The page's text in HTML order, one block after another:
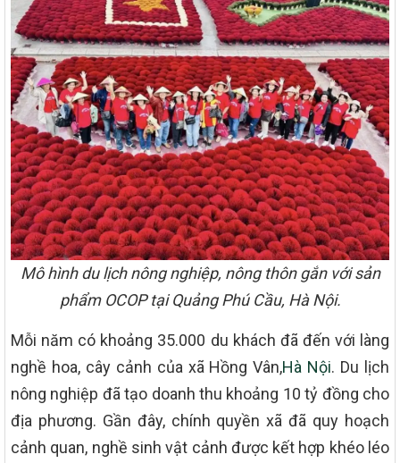
Mô hình du lịch nông nghiệp, nông thôn gắn với sản
phẩm OCOP tại Quảng Phú Cầu, Hà Nội.
Mỗi năm có khoảng 35.000 du khách đã đến với làng
nghề hoa, cây cảnh của xã Hồng Vân,Hà Nội. Du lịch
nông nghiệp đã tạo doanh thu khoảng 10 tỷ đồng cho
địa phương. Gần đây, chính quyền xã đã quy hoạch
cảnh quan, nghề sinh vật cảnh được kết hợp khéo léo